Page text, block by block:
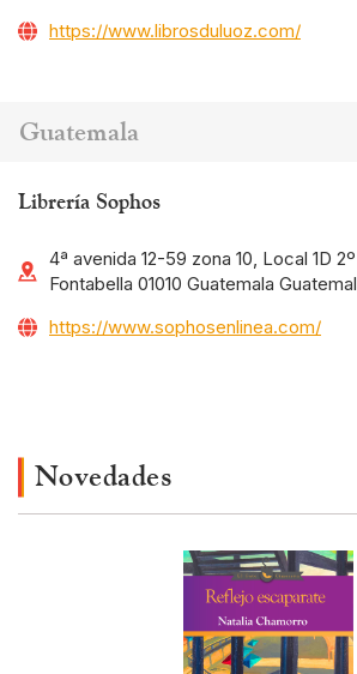
https://www.librosduluoz.com/
Guatemala
Librería Sophos
4ª avenida 12-59 zona 10, Local 1D
Fontabella 01010 Guatemala
https://www.sophosenlinea.com/
Novedades